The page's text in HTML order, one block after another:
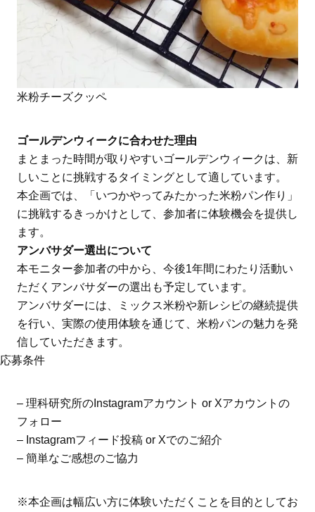
米粉チーズクッペ
ゴールデンウィークに合わせた理由
まとまった時間が取りやすいゴールデンウィークは、新
しいことに挑戦するタイミングとして適しています。
本企画では、「いつかやってみたかった米粉パン作り」
に挑戦するきっかけとして、参加者に体験機会を提供し
ます。
アンバサダー選出について
本モニター参加者の中から、今後1年間にわたり活動い
ただくアンバサダーの選出も予定しています。
アンバサダーには、ミックス米粉や新レシピの継続提供
を行い、実際の使用体験を通じて、米粉パンの魅力を発
信していただきます。
応募条件
– 理科研究所のInstagramアカウント or Xアカウントの
フォロー
– Instagramフィード投稿 or Xでのご紹介
– 簡単なご感想のご協力
※本企画は幅広い方に体験いただくことを目的としてお